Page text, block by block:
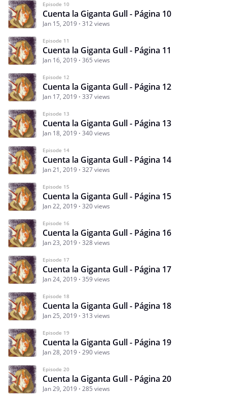
Episode 10
Cuenta la Giganta Gull - Página 10
Jan 15, 2019 312 views
Episode 11
Cuenta la Giganta Gull - Página 11
Jan 16, 2019 365 views
Episode 12
Cuenta la Giganta Gull - Página 12
Jan 17, 2019 337 views
Episode 13
Cuenta la Giganta Gull - Página 13
Jan 18, 2019 340 views
Episode 14
Cuenta la Giganta Gull - Página 14
Jan 21, 2019 327 views
Episode 15
Cuenta la Giganta Gull - Página 15
Jan 22, 2019 320 views
Episode 16
Cuenta la Giganta Gull - Página 16
Jan 23, 2019 328 views
Episode 17
Cuenta la Giganta Gull - Página 17
Jan 24, 2019 359 views
Episode 18
Cuenta la Giganta Gull - Página 18
Jan 25, 2019 313 views
Episode 19
Cuenta la Giganta Gull - Página 19
Jan 28, 2019 290 views
Episode 20
Cuenta la Giganta Gull - Página 20
Jan 29, 2019 285 views